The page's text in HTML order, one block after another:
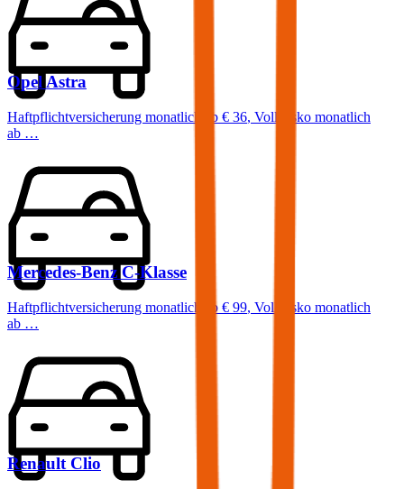
Opel Astra
Haftpflichtversicherung monatlich ab € 36, Vollkasko monatlich
ab …
Mercedes-Benz C-Klasse
Haftpflichtversicherung monatlich ab € 99, Vollkasko monatlich
ab …
Renault Clio